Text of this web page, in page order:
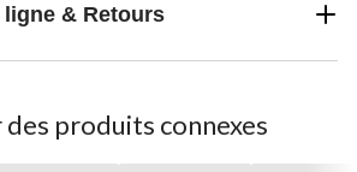
& Retours
produits connexes